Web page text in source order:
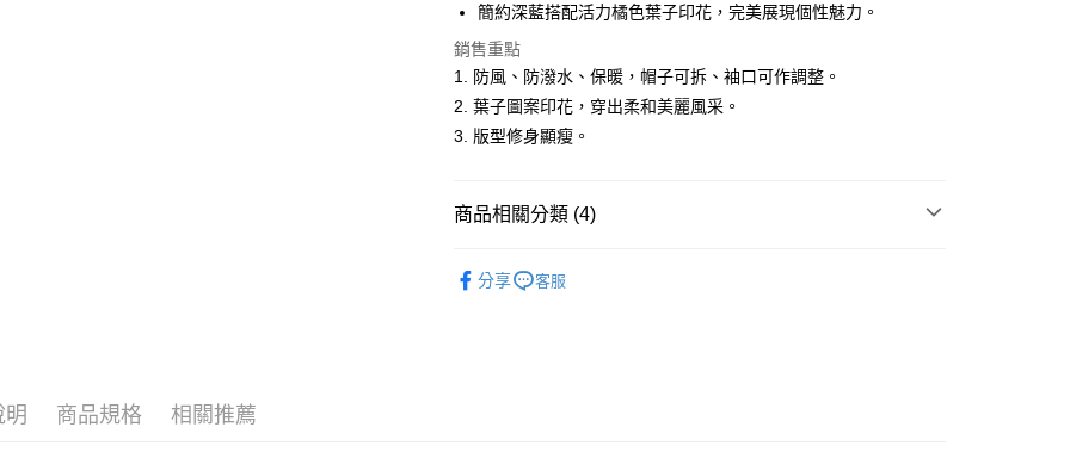
Google Pay
每筆NT$60，滿NT$1,200(含以上)免運費
簡約深藍搭配活力橘色葉子印花，完美展現個性魅力。
銷售重點
1. 防風、防潑水、保暖，帽子可拆、袖口可作調整。
2. 葉子圖案印花，穿出柔和美麗風采。
3. 版型修身顯瘦。
商品相關分類 (4)
分享 客服
明 商品規格 相關推薦